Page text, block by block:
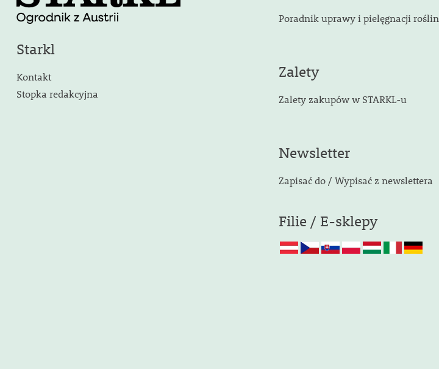
Starkl
Kontakt
Stopka redakcyjna
Poradnik uprawy i pielęgnacji roślin
Zalety
Zalety zakupów w STARKL-u
Newsletter
Zapisać do / Wypisać z newslettera
Filie / E-sklepy